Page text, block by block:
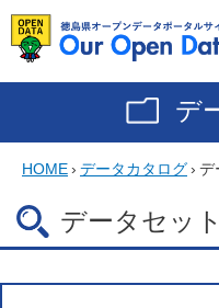
デ
HOME› データカタログ› デ
データセッ